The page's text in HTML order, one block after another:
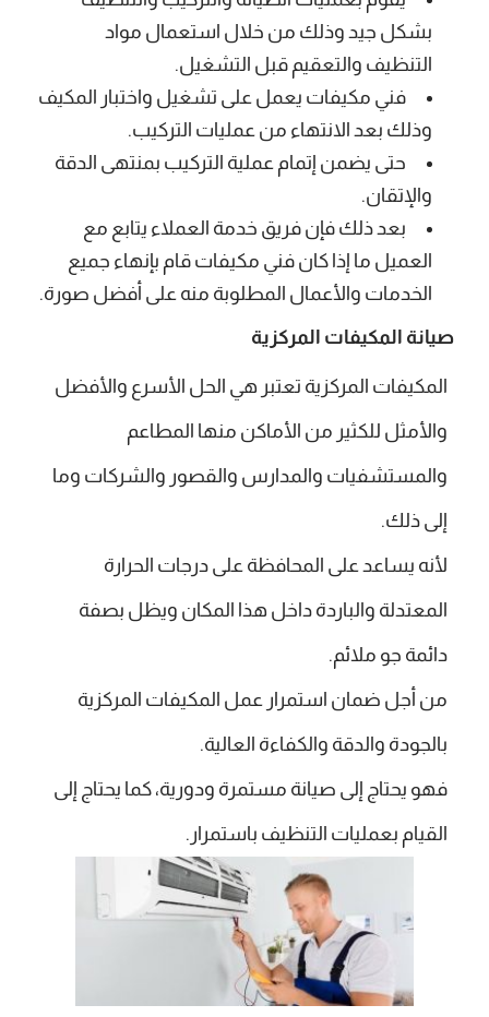
بشكل جيد وذلك من خلال استعمال مواد
التنظيف والتعقيم قبل التشغيل.
فني مكيفات يعمل على تشغيل واختبار المكيف
وذلك بعد الانتهاء من عمليات التركيب.
حتى يضمن إتمام عملية التركيب بمنتهى الدقة
والإتقان.
بعد ذلك فإن فريق خدمة العملاء يتابع مع
العميل ما إذا كان فني مكيفات قام بإنهاء جميع
الخدمات والأعمال المطلوبة منه على أفضل صورة.
صيانة المكيفات المركزية
المكيفات المركزية تعتبر هي الحل الأسرع والأفضل
والأمثل للكثير من الأماكن منها المطاعم
والمستشفيات والمدارس والقصور والشركات وما
إلى ذلك.
لأنه يساعد على المحافظة على درجات الحرارة
المعتدلة والباردة داخل هذا المكان ويظل بصفة
دائمة جو ملائم.
من أجل ضمان استمرار عمل المكيفات المركزية
بالجودة والدقة والكفاءة العالية.
فهو يحتاج إلى صيانة مستمرة ودورية، كما يحتاج إلى
القيام بعمليات التنظيف باستمرار.